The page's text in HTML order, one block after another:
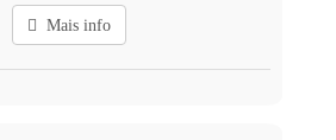
Mais info